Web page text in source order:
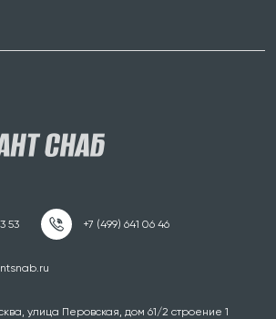
улица Перовская, дом 61/2 строение 1